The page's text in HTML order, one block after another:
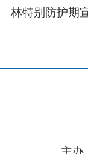
林特别防护期
主办